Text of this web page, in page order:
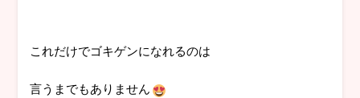
これだけでゴキゲンになれるのは
言うまでもありません